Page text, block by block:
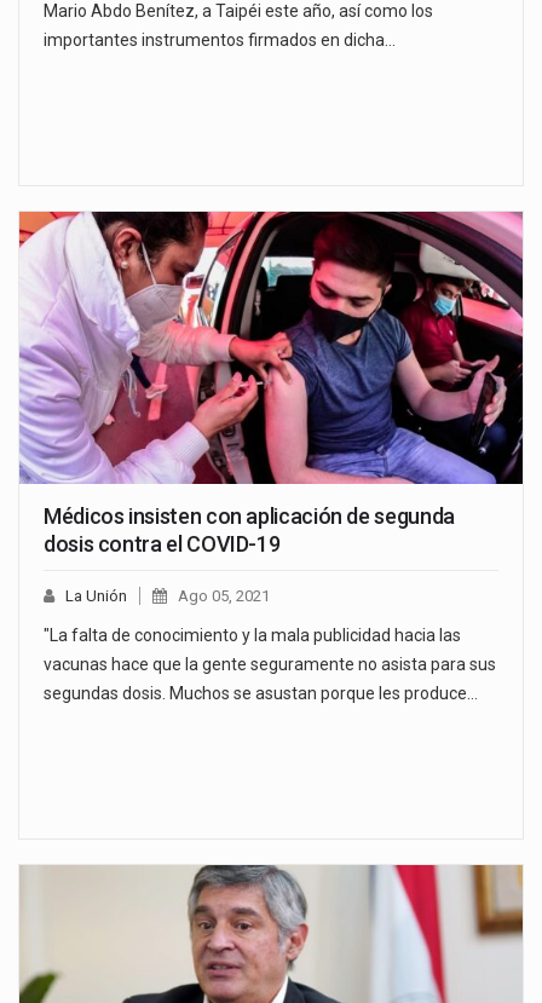
Mario Abdo Benítez, a Taipéi este año, así como los
importantes instrumentos firmados en dicha…
Médicos insisten con aplicación de segunda
dosis contra el COVID-19
La Unión Ago 05, 2021
"La falta de conocimiento y la mala publicidad hacia las
vacunas hace que la gente seguramente no asista para sus
segundas dosis. Muchos se asustan porque les produce…